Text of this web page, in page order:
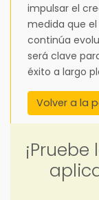
impulsar el
medida que
continúa
será clave
éxito a largo
Volver a la